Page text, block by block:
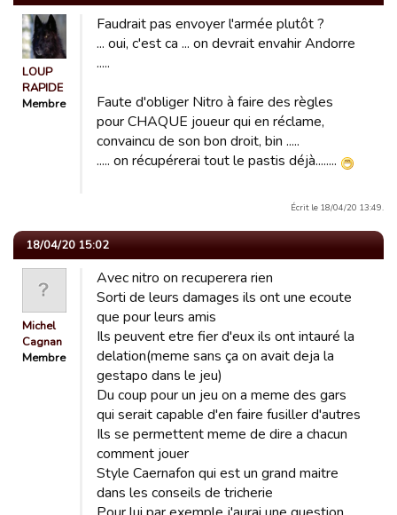
LOUP
RAPIDE
Membre
Faudrait pas envoyer l'armée plutôt ?
... oui, c'est ca ... on devrait envahir Andorre
.....
Faute d'obliger Nitro à faire des règles
pour CHAQUE joueur qui en réclame,
convaincu de son bon droit, bin .....
..... on récupérerai tout le pastis déjà........
Écrit le 18/04/20 13:49.
18/04/20 15:02
Michel
Cagnan
Membre
Avec nitro on recuperera rien
Sorti de leurs damages ils ont une ecoute
que pour leurs amis
Ils peuvent etre fier d'eux ils ont intauré la
delation(meme sans ça on avait deja la
gestapo dans le jeu)
Du coup pour un jeu on a meme des gars
qui serait capable d'en faire fusiller d'autres
Ils se permettent meme de dire a chacun
comment jouer
Style Caernafon qui est un grand maitre
dans les conseils de tricherie